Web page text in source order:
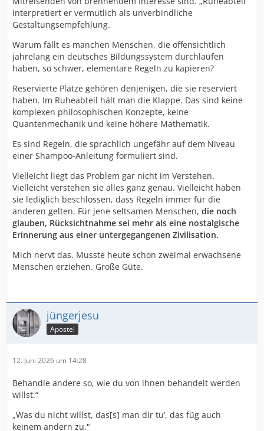
interpretiert er vermutlich als unverbindliche
Gestaltungsempfehlung.
Warum fällt es manchen Menschen, die offensichtlich
jahrelang ein deutsches Bildungssystem durchlaufen
haben, so schwer, elementare Regeln zu kapieren?
Reservierte Plätze gehören denjenigen, die sie reserviert
haben. Im Ruheabteil hält man die Klappe. Das sind keine
komplexen philosophischen Konzepte, keine
Quantenmechanik und keine höhere Mathematik.
Es sind Regeln, die sprachlich ungefähr auf dem Niveau
einer Shampoo-Anleitung formuliert sind.
Vielleicht liegt das Problem gar nicht im Verstehen.
Vielleicht verstehen sie alles ganz genau. Vielleicht haben
sie lediglich beschlossen, dass Regeln immer für die
anderen gelten. Für jene seltsamen Menschen, die noch
glauben, Rücksichtnahme sei mehr als eine nostalgische
Erinnerung aus einer untergegangenen Zivilisation.
Mich nervt das. Musste heute schon zweimal erwachsene
Menschen erziehen. Große Güte.
jüngerjesu
Apostel
12. Juni 2026 um 14:28
Behandle andere so, wie du von ihnen behandelt werden
willst.“
„Was du nicht willst, das[s] man dir tu’, das füg auch
keinem andern zu."